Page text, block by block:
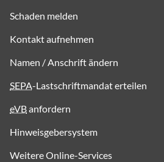
Schaden melden
Kontakt aufnehmen
Namen / Anschrift ändern
SEPA-Lastschriftmandat erteilen
eVBanfordern
Hinweisgebersystem
Weitere Online-Services